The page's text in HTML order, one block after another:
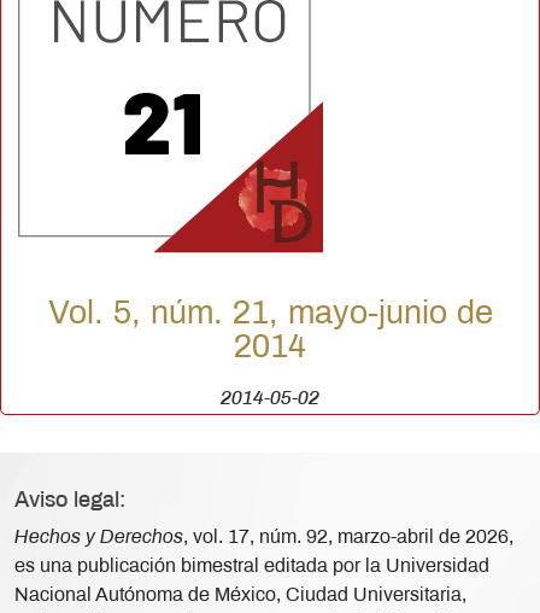
Vol. 5, núm. 21, mayo-junio de
2014
2014-05-02
Aviso legal:
Hechos y Derechos, vol. 17, núm. 92, marzo-abril de 2026,
es una publicación bimestral editada por la Universidad
Nacional Autónoma de México, Ciudad Universitaria,